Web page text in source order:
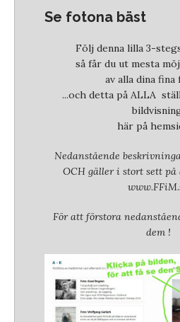
Se fotona bäst
Följ denna lilla 3-
så får du ut mesta
av alla dina fina
...och detta på ALLA
här på
Nedanstående
OCH gäller i stort sett
För att förstora
dem !